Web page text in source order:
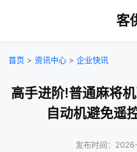
客
首页 > 资讯中心 > 企业快讯
高手进阶!普通麻将
自动机避免遥
发布时间：